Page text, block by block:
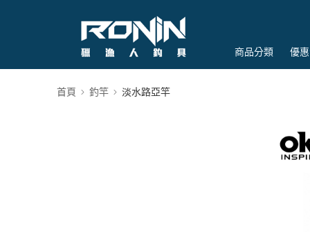
商品分類 優
首頁 釣竿 淡水路亞竿